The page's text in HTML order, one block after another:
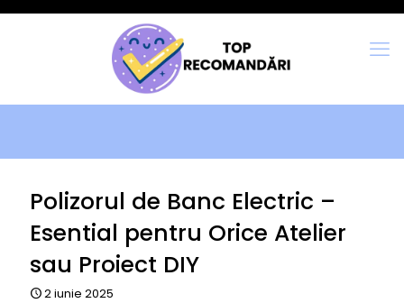
Polizorul de Banc Electric –
Esential pentru Orice Atelier
sau Proiect DIY
2 iunie 2025